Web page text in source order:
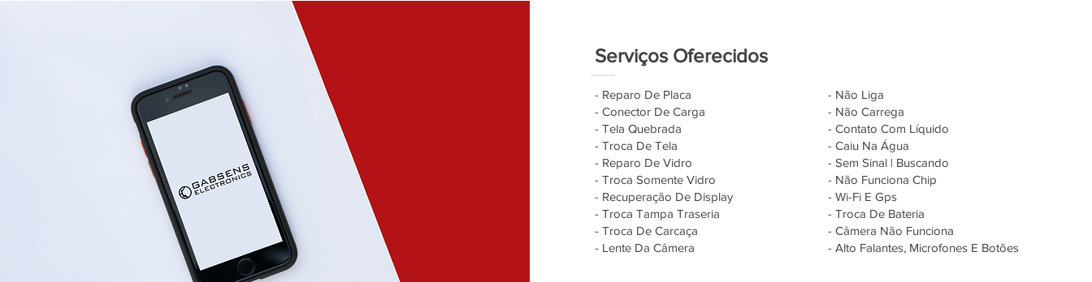
Serviços Oferecidos
- Reparo De Placa
- Conector De Carga
- Tela Quebrada
- Troca De Tela
- Reparo De Vidro
- Troca Somente Vidro
- Recuperação De Display
- Troca Tampa Traseria
- Troca De Carcaça
- Lente Da Câmera
- Não Liga
- Não Carrega
- Contato Com Líquido
- Caiu Na Água
- Sem Sinal | Buscando
- Não Funciona Chip
- Wi-Fi E Gps
- Troca De Bateria
- Câmera Não Funciona
- Alto Falantes, Microfones E Botões